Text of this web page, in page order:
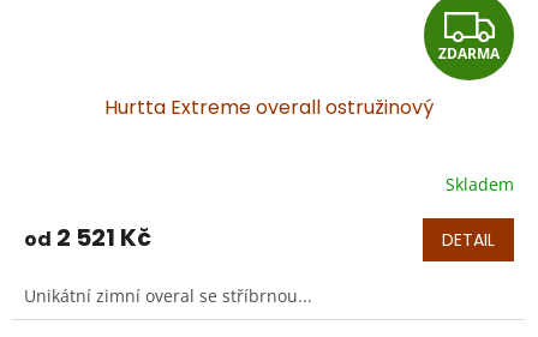
Z
D
R
M
A
ZDARMA
Hurtta Extreme overall ostružinový
produktu
z
5
Skladem
od 2 521 Kč DETAIL
Unikátní zimní overal se stříbrnou...